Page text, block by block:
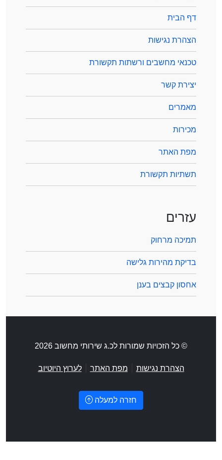
דף הבית
הצהרת נגישות
טכנאי מחשבים ורשתות תקשורת
יצירת קשר
מאמרים
מכירות
מפת האתר
תשתיות תקשורת
עזרים
תמיכה מרחוק
בדיקת מהירות גלישה
אחסון קבצים בענן
© כל הזכויות שמורות לכ.ג שירותי מחשוב 2026
הצהרת נגישות מפת האתר |לערוץ היוטיוב
חזרה למעלה